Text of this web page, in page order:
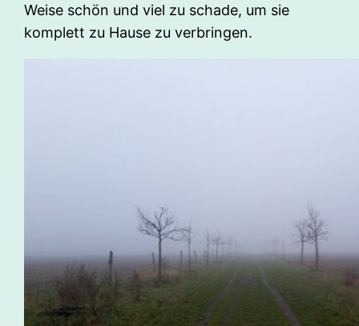
Weise schön und viel zu schade, um sie
komplett zu Hause zu verbringen.